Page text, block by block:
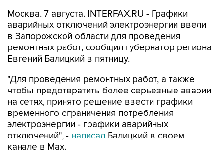
Москва. 7 августа. INTERFAX.RU - Графики
аварийных отключений электроэнергии ввели
в Запорожской области для проведения
ремонтных работ, сообщил губернатор региона
Евгений Балицкий в пятницу.
"Для проведения ремонтных работ, а также
чтобы предотвратить более серьезные аварии
на сетях, принято решение ввести графики
временного ограничения потребления
электроэнергии - графики аварийных
отключений", - написал Балицкий в своем
канале в Max.